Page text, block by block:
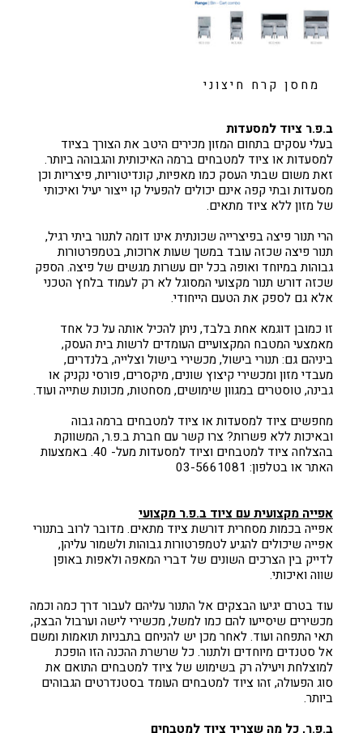
מחסן קרח חיצוני
ב.פ.ר ציוד למסעדות
בעלי עסקים בתחום המזון מכירים היטב את הצורך בציוד
למסעדות או ציוד למטבחים ברמה האיכותית והגבוהה ביותר.
זאת משום שבתי העסק כמו מאפיות, קונדיטוריות, פיצריות וכן
מסעדות ובתי קפה אינם יכולים להפעיל קו ייצור יעיל ואיכותי
של מזון ללא ציוד מתאים.
הרי תנור פיצה בפיצרייה שכונתית אינו דומה לתנור ביתי רגיל,
תנור פיצה שכזה עובד במשך שעות ארוכות, בטמפרטורות
גבוהות במיוחד ואופה בכל יום עשרות מגשים של פיצה. הספק
שכזה דורש תנור מקצועי המסוגל לא רק לעמוד בלחץ הטכני
אלא גם לספק את הטעם הייחודי.
זו כמובן דוגמא אחת בלבד, ניתן להכיל אותה על כל אחד
מאמצעי המטבח המקצועיים העומדים לרשות בית העסק,
ביניהם גם: תנורי בישול, מכשירי בישול וצלייה, בלנדרים,
מעבדי מזון ומכשירי קיצוץ שונים, מיקסרים, פורסי נקניק או
גבינה, טוסטרים במגוון שימושים, מסחטות, מכונות שתייה ועוד.
מחפשים ציוד למסעדות או ציוד למטבחים ברמה גבוה
ובאיכות ללא פשרות? צרו קשר עם חברת ב.פ.ר, המשווקת
בהצלחה ציוד למטבחים וציוד למסעדות מעל- 40. באמצעות
האתר או בטלפון: 03-5661081
אפייה מקצועית עם ציוד ב.פ.ר מקצועי
אפייה בכמות מסחרית דורשת ציוד מתאים. מדובר לרוב בתנורי
אפייה שיכולים להגיע לטמפרטורות גבוהות ולשמור עליהן,
לדייק בין הצרכים השונים של דברי המאפה ולאפות באופן
שווה ואיכותי.
עוד בטרם יגיעו הבצקים אל התנור עליהם לעבור דרך כמה וכמה
מכשירים שיסייעו להם כמו למשל, מכשירי לישה וערבול הבצק,
תאי התפחה ועוד. לאחר מכן יש להניחם בתבניות תואמות ומשם
אל סטנדים מיוחדים ולתנור. כל שרשרת ההכנה הזו הופכת
למוצלחת ויעילה רק בשימוש של ציוד למטבחים התואם את
סוג הפעולה, זהו ציוד למטבחים העומד בסטנדרטים הגבוהים
ביותר.
ב.פ.ר, כל מה שצריך ציוד למטבחים